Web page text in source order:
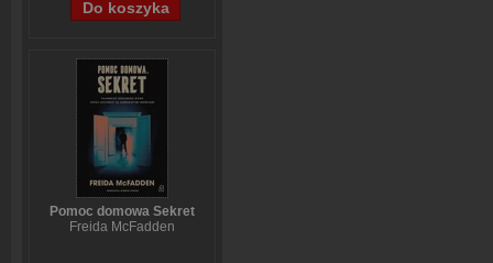
Pomoc domowa Sekret
Freida McFadden